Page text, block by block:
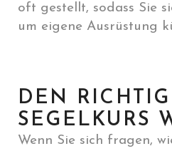
oft gestellt, sodass Sie
um eigene Ausrüstung
DEN
SEGELKURS
Wenn Sie sich fragen,